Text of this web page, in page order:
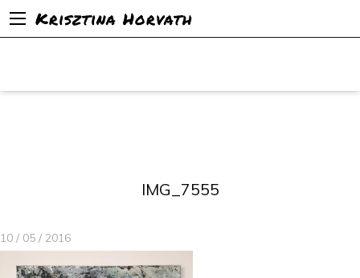
Krisztina Horvath
IMG_7555
10 / 05 / 2016